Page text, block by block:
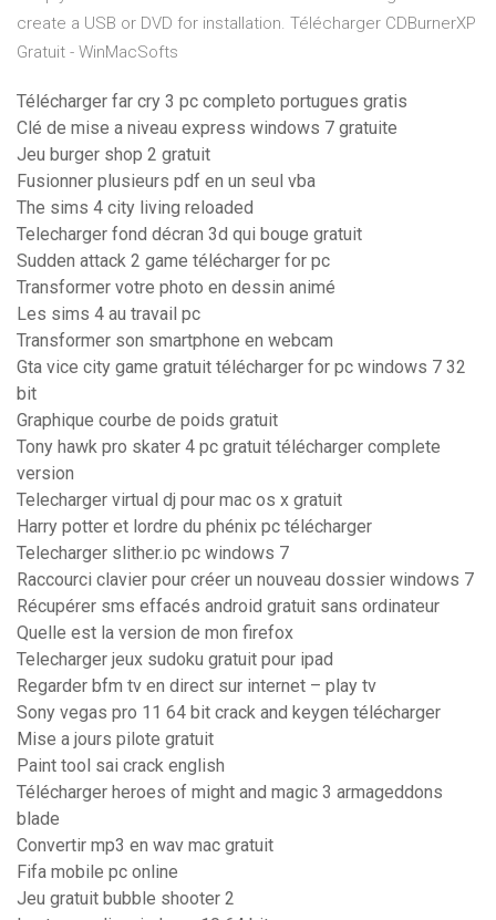
create a USB or DVD for installation. Télécharger CDBurnerXP
Gratuit - WinMacSofts
Télécharger far cry 3 pc completo portugues gratis
Clé de mise a niveau express windows 7 gratuite
Jeu burger shop 2 gratuit
Fusionner plusieurs pdf en un seul vba
The sims 4 city living reloaded
Telecharger fond décran 3d qui bouge gratuit
Sudden attack 2 game télécharger for pc
Transformer votre photo en dessin animé
Les sims 4 au travail pc
Transformer son smartphone en webcam
Gta vice city game gratuit télécharger for pc windows 7 32
bit
Graphique courbe de poids gratuit
Tony hawk pro skater 4 pc gratuit télécharger complete
version
Telecharger virtual dj pour mac os x gratuit
Harry potter et lordre du phénix pc télécharger
Telecharger slither.io pc windows 7
Raccourci clavier pour créer un nouveau dossier windows 7
Récupérer sms effacés android gratuit sans ordinateur
Quelle est la version de mon firefox
Telecharger jeux sudoku gratuit pour ipad
Regarder bfm tv en direct sur internet – play tv
Sony vegas pro 11 64 bit crack and keygen télécharger
Mise a jours pilote gratuit
Paint tool sai crack english
Télécharger heroes of might and magic 3 armageddons
blade
Convertir mp3 en wav mac gratuit
Fifa mobile pc online
Jeu gratuit bubble shooter 2